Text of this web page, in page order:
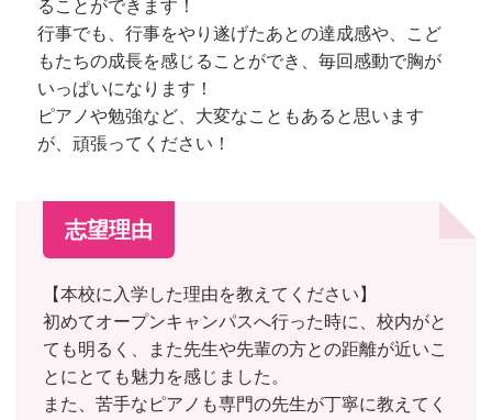
ることができます！
行事でも、行事をやり遂げたあとの達成感や、こど
もたちの成長を感じることができ、毎回感動で胸が
いっぱいになります！
ピアノや勉強など、大変なこともあると思います
が、頑張ってください！
志望理由
【本校に入学した理由を教えてください】
初めてオープンキャンパスへ行った時に、校内がと
ても明るく、また先生や先輩の方との距離が近いこ
とにとても魅力を感じました。
また、苦手なピアノも専門の先生が丁寧に教えてく